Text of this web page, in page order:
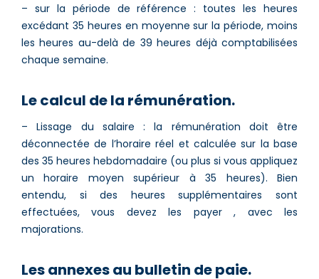
– sur la période de référence : toutes les heures
excédant 35 heures en moyenne sur la période, moins
les heures au-delà de 39 heures déjà comptabilisées
chaque semaine.
Le calcul de la rémunération.
– Lissage du salaire : la rémunération doit être
déconnectée de l’horaire réel et calculée sur la base
des 35 heures hebdomadaire (ou plus si vous appliquez
un horaire moyen supérieur à 35 heures). Bien
entendu, si des heures supplémentaires sont
effectuées, vous devez les payer , avec les
majorations.
Les annexes au bulletin de paie.